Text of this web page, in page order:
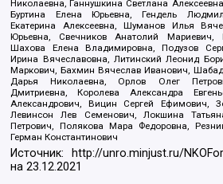
Николаевна, Ганнушкина Светлана
Буртина Елена Юрьевна, Гендель
Екатерина Алексеевна, Шуманов Илья
Юрьевна, Свечников Анатолий
Шахова Елена Владимировна, Подузов
Ирина Вячеславовна, Литинский Леонид
Маркович, Бахмин Вячеслав Иванович,
Дарья Николаевна, Орлов Олег
Дмитриевна, Королева Александра
Александрович, Вицин Сергей Ефимович,
Левинсон Лев Семенович, Локшина
Петрович, Полякова Мара Федоровна,
Герман Константинович
Источник: http://unro.minjust.ru/
на23.12.2021